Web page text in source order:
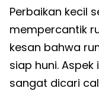
Perbaikan kecil
mempercantik
kesan bahwa
siap huni.
sangat dicari